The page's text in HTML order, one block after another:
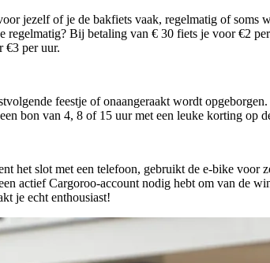
jezelf of je de bakfiets vaak, regelmatig of
Bij betaling van € 30 fiets je voor €2
€3 per uur.
feestje of onaangeraakt wordt
bon van 4, 8 of 15 uur met een leuke korting op
het slot met een telefoon, gebruikt de e-bike voor
actief Cargoroo-account nodig hebt om van de
je echt enthousiast!